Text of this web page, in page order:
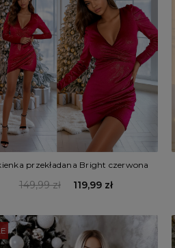
przekładana Bright czerwona
149,99 zł 119,99 zł